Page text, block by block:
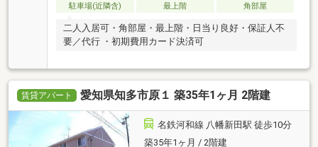
駐車場(近隣含)
最上階 角部屋
二人入居可・角部屋・最上階・日当り良好・保証人不
要／代行 ・初期費用カード決済可
賃貸アパート 愛知県知多市原１ 築35年1ヶ月 2階建
名鉄河和線 八幡新田駅 徒歩10分
築35年1ヶ月 / 2階建